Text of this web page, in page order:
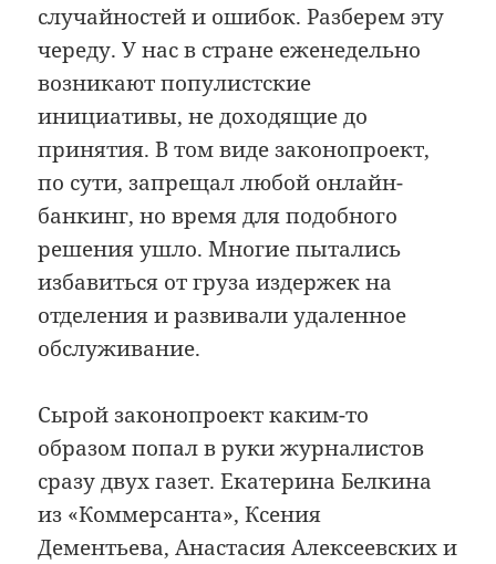
случайностей и ошибок. Разберем эту
череду. У нас в стране еженедельно
возникают популистские
инициативы, не доходящие до
принятия. В том виде законопроект,
по сути, запрещал любой онлайн-
банкинг, но время для подобного
решения ушло. Многие пытались
избавиться от груза издержек на
отделения и развивали удаленное
обслуживание.
Сырой законопроект каким-то
образом попал в руки журналистов
сразу двух газет. Екатерина Белкина
из «Коммерсанта», Ксения
Дементьева, Анастасия Алексеевских и